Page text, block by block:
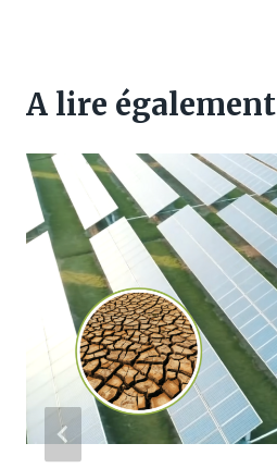
A lire également